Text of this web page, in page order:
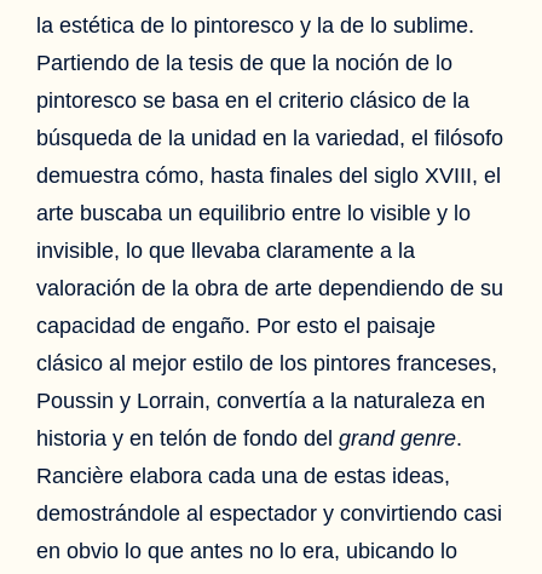
la estética de lo pintoresco y la de lo sublime.
Partiendo de la tesis de que la noción de lo
pintoresco se basa en el criterio clásico de la
búsqueda de la unidad en la variedad, el filósofo
demuestra cómo, hasta finales del siglo XVIII, el
arte buscaba un equilibrio entre lo visible y lo
invisible, lo que llevaba claramente a la
valoración de la obra de arte dependiendo de su
capacidad de engaño. Por esto el paisaje
clásico al mejor estilo de los pintores franceses,
Poussin y Lorrain, convertía a la naturaleza en
historia y en telón de fondo delgrand genre.
Rancière elabora cada una de estas ideas,
demostrándole al espectador y convirtiendo casi
en obvio lo que antes no lo era, ubicando lo